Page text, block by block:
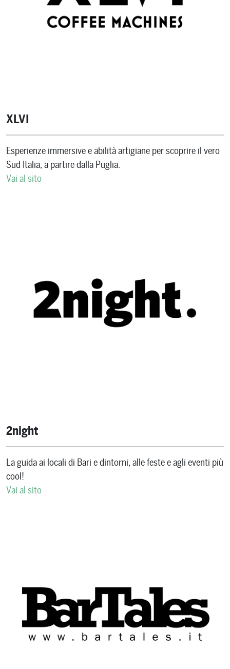
XLVI
Esperienze immersive e abilità artigiane per scoprire il vero
Sud Italia, a partire dalla Puglia.
Vai al sito
2night
La guida ai locali di Bari e dintorni, alle feste e agli eventi più
cool!
Vai al sito